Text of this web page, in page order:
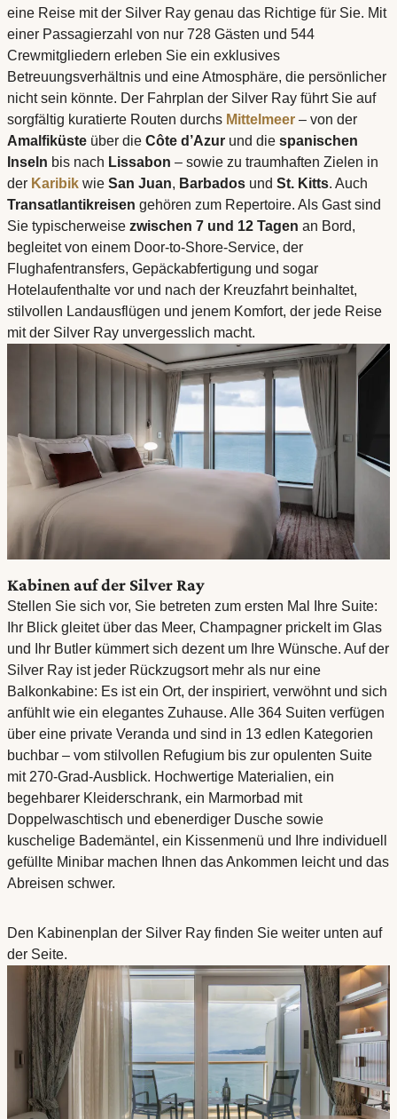
eine Reise mit der Silver Ray genau das Richtige für Sie. Mit
einer Passagierzahl von nur 728 Gästen und 544
Crewmitgliedern erleben Sie ein exklusives
Betreuungsverhältnis und eine Atmosphäre, die persönlicher
nicht sein könnte. Der Fahrplan der Silver Ray führt Sie auf
sorgfältig kuratierte Routen durchs Mittelmeer – von der
Amalfiküste über die Côte d’Azur und die spanischen
Inseln bis nach Lissabon – sowie zu traumhaften Zielen in
der Karibik wie San Juan, Barbados und St. Kitts. Auch
Transatlantikreisen gehören zum Repertoire. Als Gast sind
Sie typischerweise zwischen 7 und 12 Tagen an Bord,
begleitet von einem Door-to-Shore-Service, der
Flughafentransfers, Gepäckabfertigung und sogar
Hotelaufenthalte vor und nach der Kreuzfahrt beinhaltet,
stilvollen Landausflügen und jenem Komfort, der jede Reise
mit der Silver Ray unvergesslich macht.
Kabinen auf der Silver Ray
Stellen Sie sich vor, Sie betreten zum ersten Mal Ihre Suite:
Ihr Blick gleitet über das Meer, Champagner prickelt im Glas
und Ihr Butler kümmert sich dezent um Ihre Wünsche. Auf der
Silver Ray ist jeder Rückzugsort mehr als nur eine
Balkonkabine: Es ist ein Ort, der inspiriert, verwöhnt und sich
anfühlt wie ein elegantes Zuhause. Alle 364 Suiten verfügen
über eine private Veranda und sind in 13 edlen Kategorien
buchbar – vom stilvollen Refugium bis zur opulenten Suite
mit 270-Grad-Ausblick. Hochwertige Materialien, ein
begehbarer Kleiderschrank, ein Marmorbad mit
Doppelwaschtisch und ebenerdiger Dusche sowie
kuschelige Bademäntel, ein Kissenmenü und Ihre individuell
gefüllte Minibar machen Ihnen das Ankommen leicht und das
Abreisen schwer.
Den Kabinenplan der Silver Ray finden Sie weiter unten auf
der Seite.